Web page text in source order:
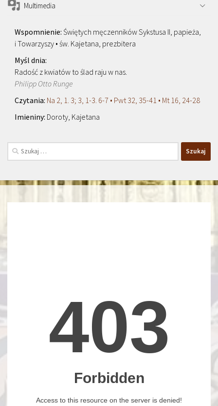
Multimedia
Świętych męczenników Sykstusa II, papieża,
i Towarzyszy • św. Kajetana, prezbitera
Radość z kwiatów to ślad raju w nas.
Philipp Otto Runge
Na 2, 1. 3; 3, 1-3. 6-7 • Pwt 32, 35-41 • Mt 16, 24-28
Doroty, Kajetana
Szukaj: